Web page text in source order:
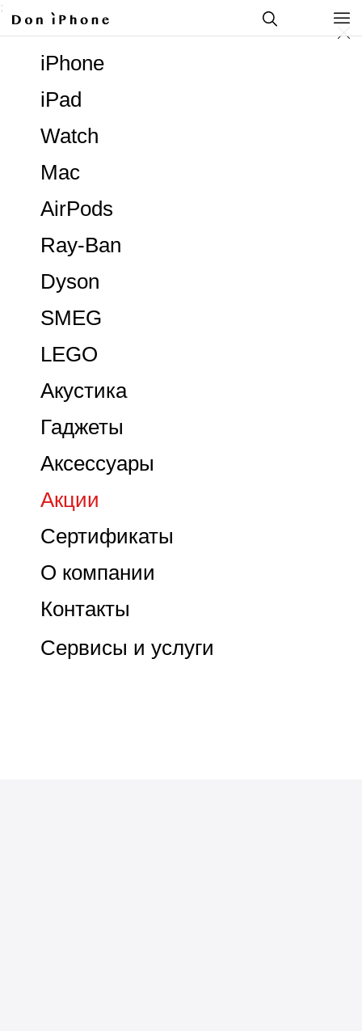
;
Контакты
О компании
Сертификаты
Акции
Аксессуары
Гаджеты
Акустика
Dyson
AirPods
Ray-Ban
LEGO
SMEG
Mac
Watch
iPad
iPhone
Сервисы и услуги